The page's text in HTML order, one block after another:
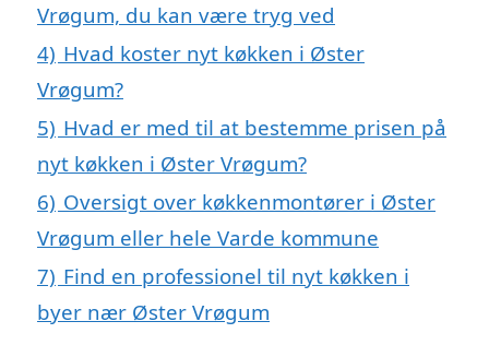
Vrøgum, du kan være tryg ved
4) Hvad koster nyt køkken i Øster
Vrøgum?
5) Hvad er med til at bestemme prisen på
nyt køkken i Øster Vrøgum?
6) Oversigt over køkkenmontører i Øster
Vrøgum eller hele Varde kommune
7) Find en professionel til nyt køkken i
byer nær Øster Vrøgum